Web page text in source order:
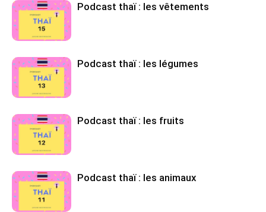
Podcast thaï : les vêtements
Podcast thaï : les légumes
Podcast thaï : les fruits
Podcast thaï : les animaux